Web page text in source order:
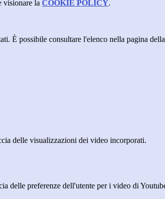
visionare la COOKIE POLICY.
È possibile consultare l'elenco nella pagina
delle visualizzazioni dei video incorporati.
delle preferenze dell'utente per i video di